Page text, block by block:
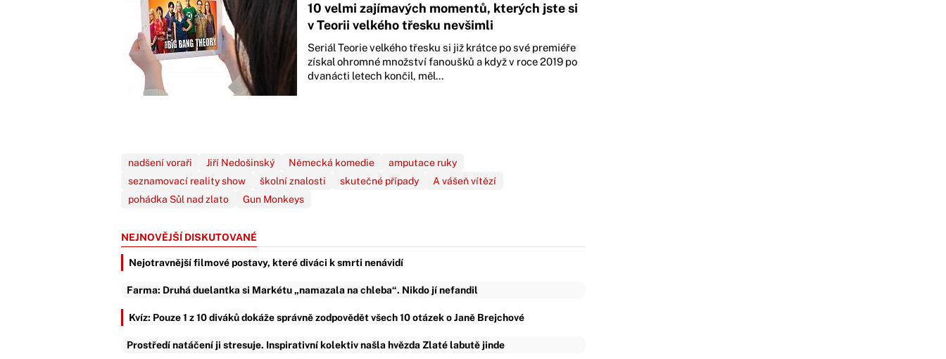
10 velmi zajímavých momentů, kterých jste si
v Teorii velkého třesku nevšimli
Seriál Teorie velkého třesku si již krátce po své premiéře
získal ohromné množství fanoušků a když v roce 2019 po
dvanácti letech končil, měl...
nadšení voraři Jiří Nedošinský Německá komedie
amputace ruky
seznamovací reality show
školní znalosti skutečné případy
A vášeň vítězí
pohádka Sůl nad zlato
Gun Monkeys
NEJNOVĚJŠÍ DISKUTOVANÉ
Nejotravnější filmové postavy, které diváci k smrti nenávidí
Farma: Druhá duelantka si Markétu „namazala na chleba“. Nikdo jí nefandil
Kvíz: Pouze 1 z 10 diváků dokáže správně zodpovědět všech 10 otázek o Janě Brejchové
Prostředí natáčení ji stresuje. Inspirativní kolektiv našla hvězda Zlaté labutě jinde